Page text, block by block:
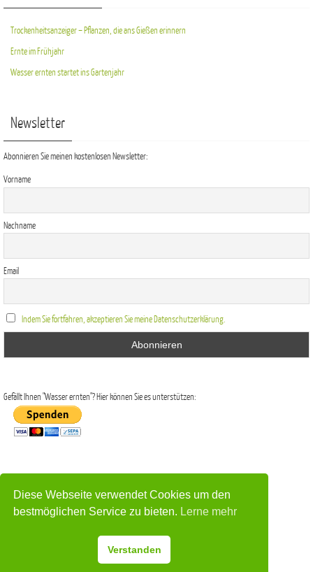
Trockenheitsanzeiger – Pflanzen, die ans Gießen erinnern
Ernte im Frühjahr
Wasser ernten startet ins Gartenjahr
Newsletter
Abonnieren Sie meinen kostenlosen Newsletter:
Vorname
Nachname
Email
Indem Sie fortfahren, akzeptieren Sie meine Datenschutzerklärung.
Gefällt Ihnen "Wasser ernten"? Hier können Sie es unterstützen:
Impressum|Datenschutz
Diese Webseite verwendet Cookies um den
bestmöglichen Service zu bieten. Lerne mehr
Verstanden